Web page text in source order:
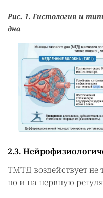
Рис. 1. Гистология и
дна
2.3.
ТМТД воздействует
но и на нервную